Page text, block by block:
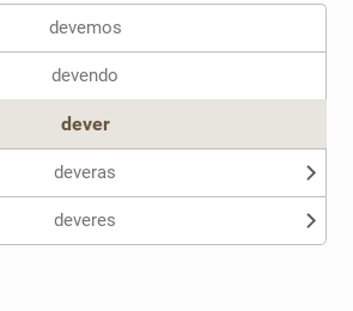
devemos
devendo
dever
deveras
deveres